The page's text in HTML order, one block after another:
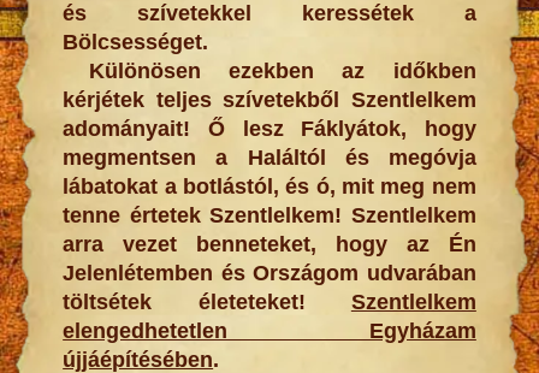
és szívetekkel keressétek a
Bölcsességet.
Különösen ezekben az időkben
kérjétek teljes szívetekből Szentlelkem
adományait! Ő lesz Fáklyátok, hogy
megmentsen a Haláltól és megóvja
lábatokat a botlástól, és ó, mit meg nem
tenne értetek Szentlelkem! Szentlelkem
arra vezet benneteket, hogy az Én
Jelenlétemben és Országom udvarában
töltsétek életeteket! Szentlelkem
elengedhetetlen Egyházam
újjáépítésében.